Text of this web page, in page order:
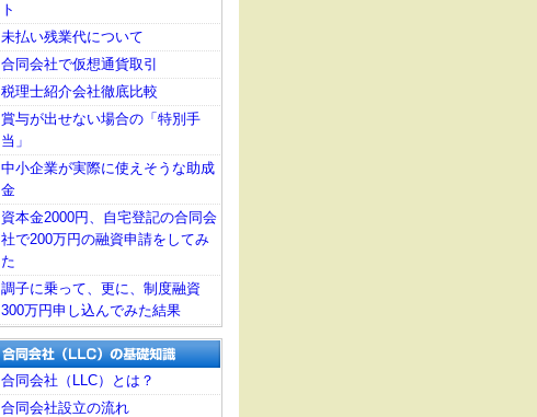
ト
未払い残業代について
合同会社で仮想通貨取引
税理士紹介会社徹底比較
賞与が出せない場合の「特別手
当」
中小企業が実際に使えそうな助成
金
資本金2000円、自宅登記の合同会
社で200万円の融資申請をしてみ
た
調子に乗って、更に、制度融資
300万円申し込んでみた結果
合同会社（LLC）とは？
合同会社設立の流れ